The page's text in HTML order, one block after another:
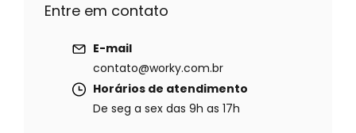
Entre em contato
E-mail
contato@worky.com.br
Horários de atendimento
De seg a sex das 9h as 17h